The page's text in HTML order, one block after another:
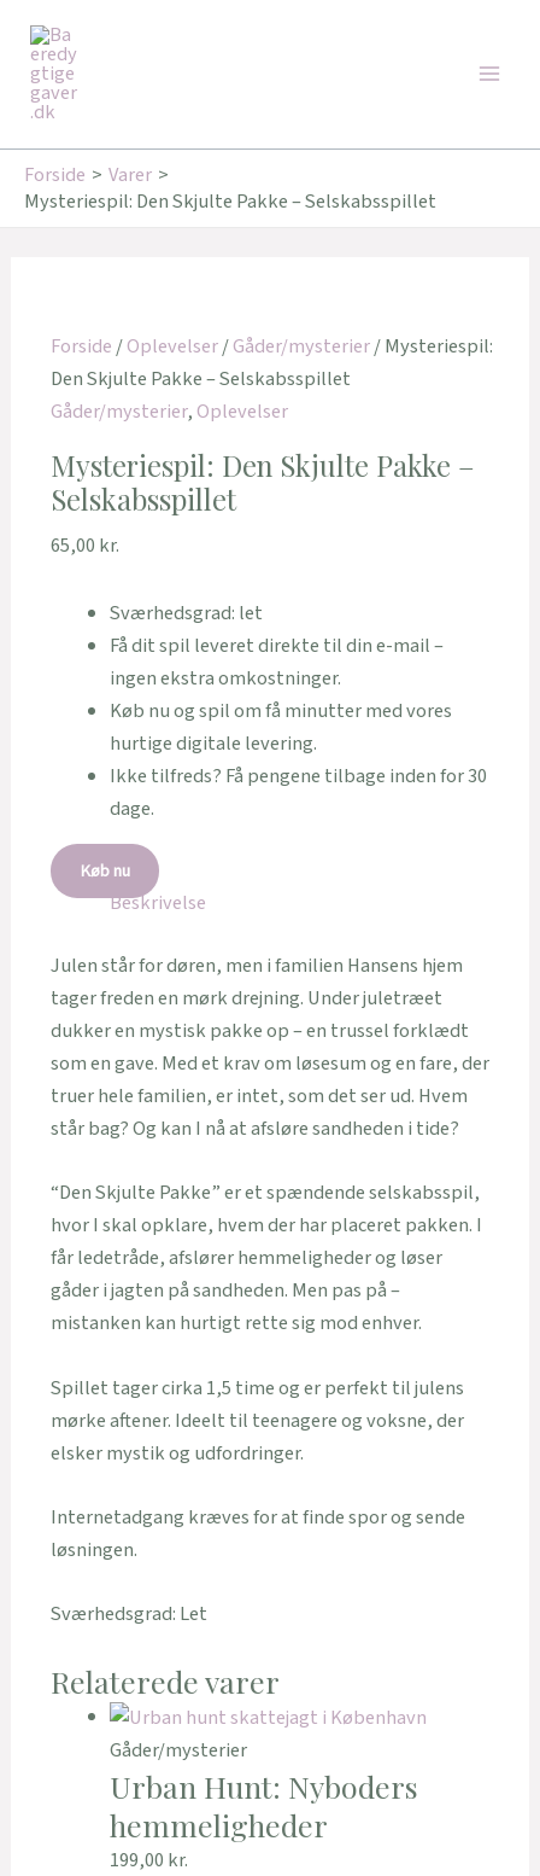
indholdet
Forside
Varer
Mysteriespil: Den Skjulte Pakke – Selskabsspillet
Forside/Oplevelser/Gåder/mysterier/ Mysteriespil:
Den Skjulte Pakke – Selskabsspillet
Gåder/mysterier, Oplevelser
Mysteriespil: Den Skjulte Pakke –
Selskabsspillet
65,00 kr.
Sværhedsgrad: let
Få dit spil leveret direkte til din e-mail –
ingen ekstra omkostninger.
Køb nu og spil om få minutter med vores
hurtige digitale levering.
Ikke tilfreds? Få pengene tilbage inden for 30
dage.
Køb nu
Beskrivelse
Julen står for døren, men i familien Hansens hjem
tager freden en mørk drejning. Under juletræet
dukker en mystisk pakke op – en trussel forklædt
som en gave. Med et krav om løsesum og en fare, der
truer hele familien, er intet, som det ser ud. Hvem
står bag? Og kan I nå at afsløre sandheden i tide?
“Den Skjulte Pakke” er et spændende selskabsspil,
hvor I skal opklare, hvem der har placeret pakken. I
får ledetråde, afslører hemmeligheder og løser
gåder i jagten på sandheden. Men pas på –
mistanken kan hurtigt rette sig mod enhver.
Spillet tager cirka 1,5 time og er perfekt til julens
mørke aftener. Ideelt til teenagere og voksne, der
elsker mystik og udfordringer.
Internetadgang kræves for at finde spor og sende
løsningen.
Sværhedsgrad: Let
Relaterede varer
Gåder/mysterier
Urban Hunt: Nyboders
hemmeligheder
199,00 kr.